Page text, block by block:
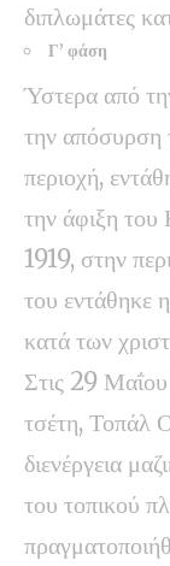
διπλωμάτες
Γ’ φάση
Ύστερα από
την απόσυρση
περιοχή,
την άφιξη
1919, στην
του εντάθηκε
κατά των
Στις 29
τσέτη, Τοπάλ
διενέργεια
του τοπικού